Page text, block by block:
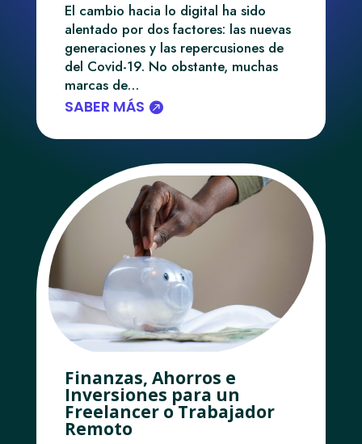
El cambio hacia lo digital ha sido
alentado por dos factores: las nuevas
generaciones y las repercusiones de
del Covid-19. No obstante, muchas
marcas de…
SABER MÁS
Finanzas, Ahorros e
Inversiones para un
Freelancer o Trabajador
Remoto